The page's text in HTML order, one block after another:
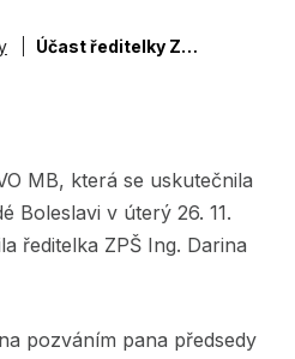
Účast ředitelky ZPŠ na výroční konferenci Odborů KOVO MB
MB, která se uskutečnila
Boleslavi v úterý 26. 11.
ředitelka ZPŠ Ing. Darina
pozváním pana předsedy